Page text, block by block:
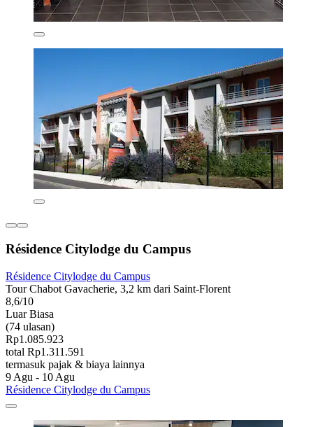
Résidence Citylodge du Campus
Résidence Citylodge du Campus
Tour Chabot Gavacherie, 3,2 km dari Saint-Florent
8,6/10
Luar Biasa
(74 ulasan)
Rp1.085.923
total Rp1.311.591
termasuk pajak & biaya lainnya
9 Agu - 10 Agu
Résidence Citylodge du Campus